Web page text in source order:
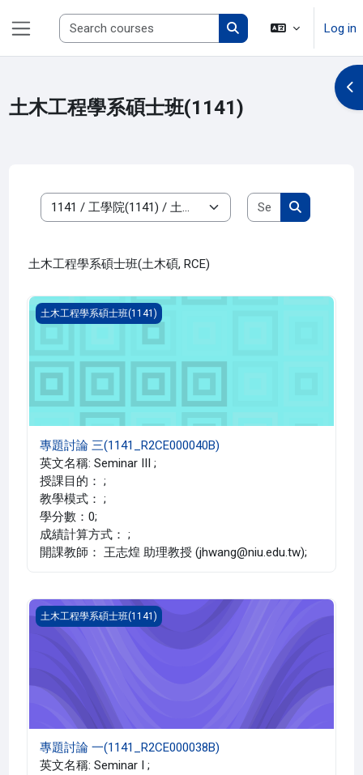
Side panel
Search courses
Search courses
Log in
土木工程學系碩士班(1141)
Course categories
Search
Search
土木工程學系碩士班(土木碩, RCE)
專題討論 三(1141_R2CE000040B)
土木工程學系碩士班(1141)
專題討論 三(1141_R2CE000040B)
英文名稱: Seminar III ;
授課目的： ;
教學模式： ;
學分數：0;
成績計算方式： ;
開課教師： 王志煌 助理教授 (jhwang@niu.edu.tw);
專題討論 一(1141_R2CE000038B)
土木工程學系碩士班(1141)
專題討論 一(1141_R2CE000038B)
英文名稱: Seminar I ;